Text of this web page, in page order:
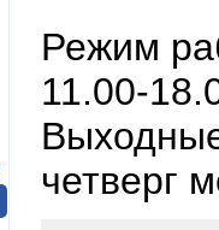
Режим
11.00-
четверг